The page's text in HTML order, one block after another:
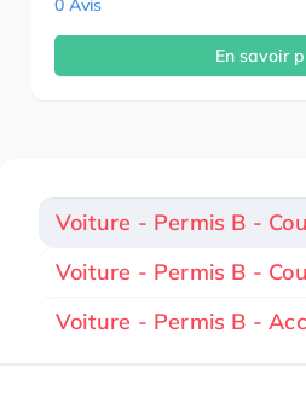
0 Avis
En savoir
Voiture - Permis B -
Voiture - Permis B -
Voiture - Permis B -